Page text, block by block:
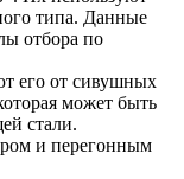
типа. Данные
отбора по
его от сивушных
может быть
стали.
и перегонным